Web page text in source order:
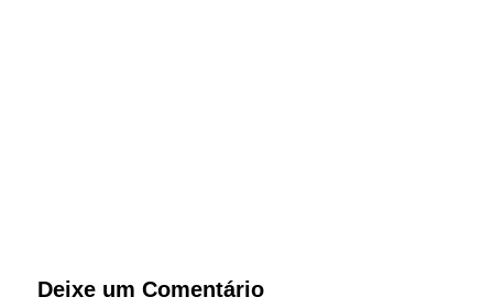
Deixe um Comentário